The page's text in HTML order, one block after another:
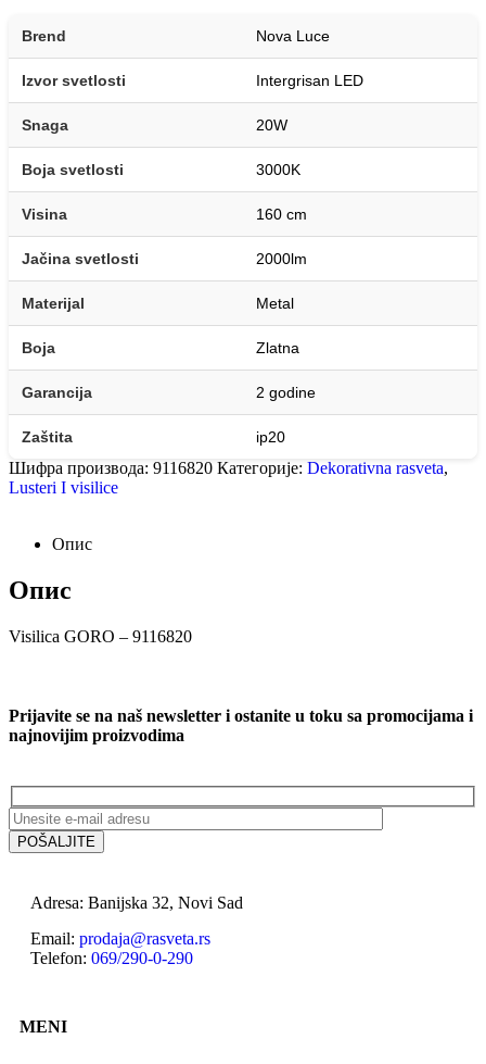
Brend Nova Luce
Izvor svetlosti Intergrisan LED
Snaga 20W
Boja svetlosti 3000K
Visina 160 cm
Jačina svetlosti 2000lm
Materijal Metal
Boja Zlatna
Garancija 2 godine
Zaštita ip20
Шифра производа: 9116820 Категорије: Dekorativna rasveta,
Lusteri I visilice
Опис
Опис
Visilica GORO – 9116820
Prijavite se na naš newsletter i ostanite u toku sa promocijama i
najnovijim proizvodima
Adresa: Banijska 32, Novi Sad
Email: prodaja@rasveta.rs
Telefon: 069/290-0-290
MENI